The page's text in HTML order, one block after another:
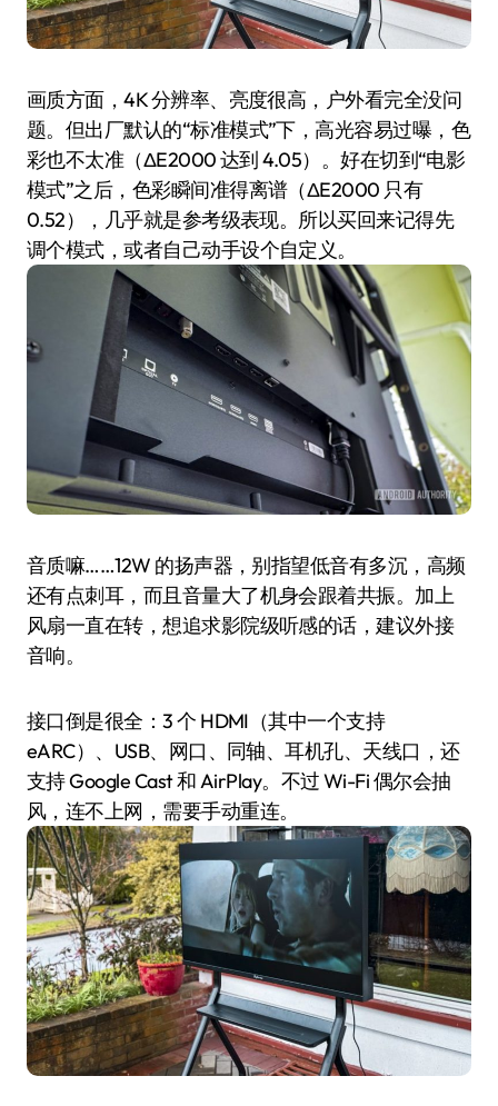
画质方面，4K 分辨率、亮度很高，户外看完全没问
题。但出厂默认的“标准模式”下，高光容易过曝，色
彩也不太准（ΔE2000 达到 4.05）。好在切到“电影
模式”之后，色彩瞬间准得离谱（ΔE2000 只有
0.52），几乎就是参考级表现。所以买回来记得先
调个模式，或者自己动手设个自定义。
音质嘛……12W 的扬声器，别指望低音有多沉，高频
还有点刺耳，而且音量大了机身会跟着共振。加上
风扇一直在转，想追求影院级听感的话，建议外接
音响。
接口倒是很全：3 个 HDMI（其中一个支持
eARC）、USB、网口、同轴、耳机孔、天线口，还
支持 Google Cast 和 AirPlay。不过 Wi-Fi 偶尔会抽
风，连不上网，需要手动重连。